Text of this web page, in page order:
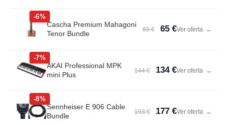
-6%
Cascha Premium Mahagoni
Tenor Bundle
69 € 65 €Ver oferta →
-7%
AKAI Professional MPK
mini Plus
144 € 134 €Ver oferta →
-8%
Sennheiser E 906 Cable
Bundle
193 € 177 €Ver oferta →